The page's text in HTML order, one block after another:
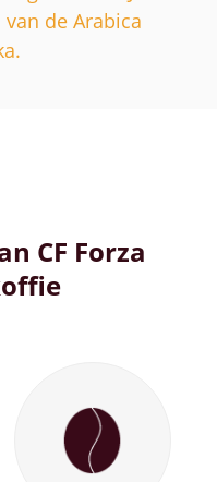
de Arabica
CF Forza